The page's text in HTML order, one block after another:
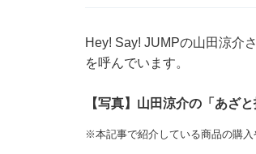
Hey! Say! JUMPの山田涼介
を呼んでいます。
【写真】山田涼介の「あざ
※本記事で紹介している商品の購入